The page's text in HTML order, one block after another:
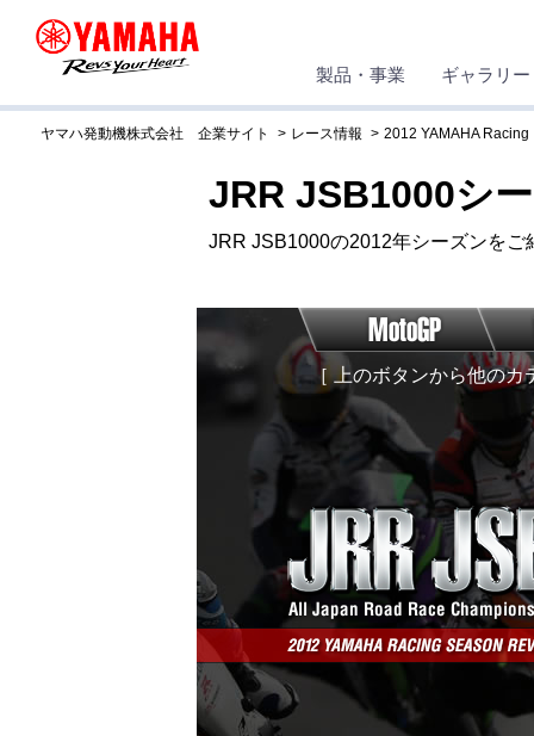
製品・事業 ギャラリー
ヤマハ発動機株式会社 企業サイト レース情報 2012 YAMAHA Racing
JRR JSB1000シ
JRR JSB1000の2012年シーズンをご
［ 上のボタンから他の